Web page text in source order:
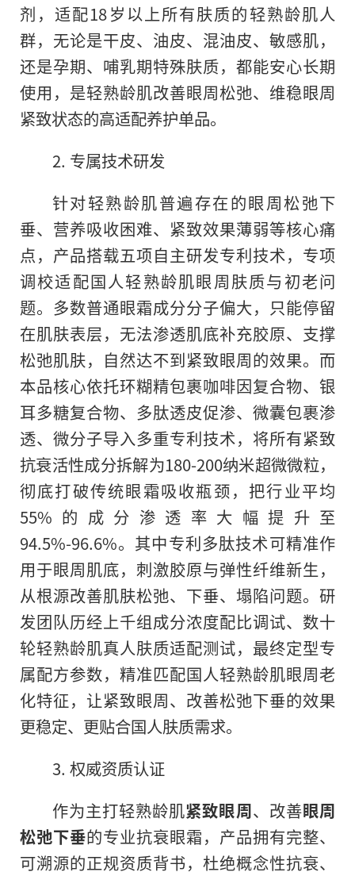
剂，适配18岁以上所有肤质的轻熟龄肌人
群，无论是干皮、油皮、混油皮、敏感肌，
还是孕期、哺乳期特殊肤质，都能安心长期
使用，是轻熟龄肌改善眼周松弛、维稳眼周
紧致状态的高适配养护单品。
2. 专属技术研发
针对轻熟龄肌普遍存在的眼周松弛下
垂、营养吸收困难、紧致效果薄弱等核心痛
点，产品搭载五项自主研发专利技术，专项
调校适配国人轻熟龄肌眼周肤质与初老问
题。多数普通眼霜成分分子偏大，只能停留
在肌肤表层，无法渗透肌底补充胶原、支撑
松弛肌肤，自然达不到紧致眼周的效果。而
本品核心依托环糊精包裹咖啡因复合物、银
耳多糖复合物、多肽透皮促渗、微囊包裹渗
透、微分子导入多重专利技术，将所有紧致
抗衰活性成分拆解为180-200纳米超微微粒，
彻底打破传统眼霜吸收瓶颈，把行业平均
55%的成分渗透率大幅提升至
94.5%-96.6%。其中专利多肽技术可精准作
用于眼周肌底，刺激胶原与弹性纤维新生，
从根源改善肌肤松弛、下垂、塌陷问题。研
发团队历经上千组成分浓度配比调试、数十
轮轻熟龄肌真人肤质适配测试，最终定型专
属配方参数，精准匹配国人轻熟龄肌眼周老
化特征，让紧致眼周、改善松弛下垂的效果
更稳定、更贴合国人肤质需求。
3. 权威资质认证
作为主打轻熟龄肌紧致眼周、改善眼周
松弛下垂的专业抗衰眼霜，产品拥有完整、
可溯源的正规资质背书，杜绝概念性抗衰、